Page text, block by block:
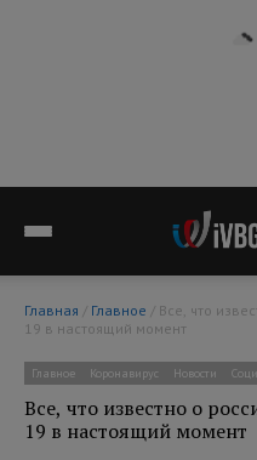
Главная / Главное
19 в настоящий момент
Главное Коронавирус Новости
Все, что известно о
19 в настоящий момент